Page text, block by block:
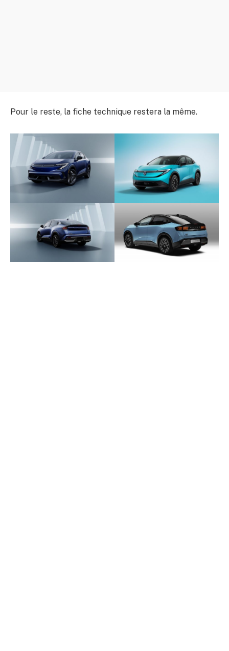
Pour le reste, la fiche technique restera la même.